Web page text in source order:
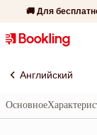
🚚 Для
Английский
Основное